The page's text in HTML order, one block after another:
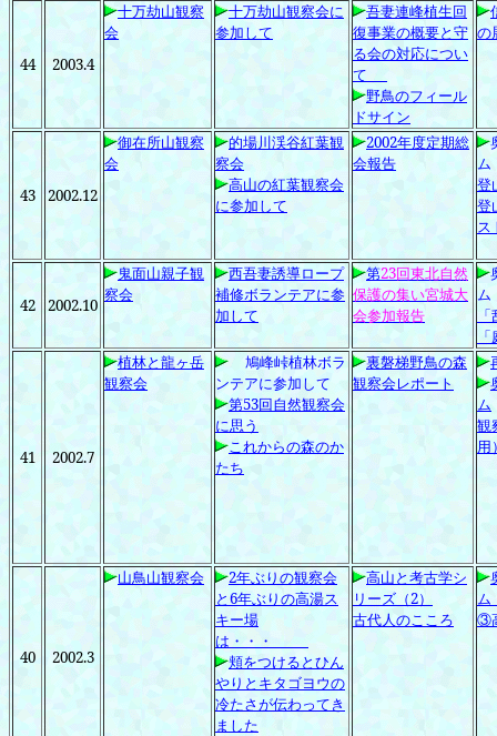
44 2003.4
十万劫山観察
会
十万劫山観察会に
参加して
吾妻連峰植生回
復事業の概要と守
る会の対応につい
て
野鳥のフィール
ドサイン
の
43 2002.12
御在所山観察
会
的場川渓谷紅葉観
察会
高山の紅葉観察会
に参加して
2002年度定期総
会報告
ム
登
登
ス
42 2002.10
鬼面山親子観
察会
西吾妻誘導ロープ
補修ボランテアに参
加して
第23回東北自然
保護の集い宮城大
会参加報告
ム
41 2002.7
植林と龍ヶ岳
観察会
鳩峰峠植林ボラ
ンテアに参加して
第53回自然観察会
に思う
これからの森のか
たち
裏磐梯野鳥の森
観察会レポート
ム
観
用
40 2002.3
山鳥山観察会 2年ぶりの観察会
と6年ぶりの高湯ス
キー場
は・・・
頬をつけるとひん
やりとキタゴヨウの
冷たさが伝わってき
ました
高山と考古学シ
リーズ（2）
古代人のこころ
ム
③